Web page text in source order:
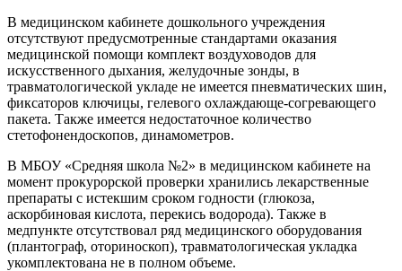
В медицинском кабинете дошкольного учреждения
отсутствуют предусмотренные стандартами оказания
медицинской помощи комплект воздуховодов для
искусственного дыхания, желудочные зонды, в
травматологической укладе не имеется пневматических шин,
фиксаторов ключицы, гелевого охлаждающе-согревающего
пакета. Также имеется недостаточное количество
стетофонендоскопов, динамометров.
В МБОУ «Средняя школа №2» в медицинском кабинете на
момент прокурорской проверки хранились лекарственные
препараты с истекшим сроком годности (глюкоза,
аскорбиновая кислота, перекись водорода). Также в
медпункте отсутствовал ряд медицинского оборудования
(плантограф, оториноскоп), травматологическая укладка
укомплектована не в полном объеме.